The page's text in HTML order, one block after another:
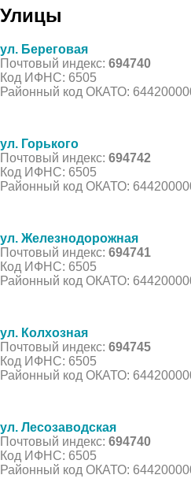
Улицы
ул. Береговая
Почтовый индекс: 694740
Код ИФНС: 6505
Районный код ОКАТО:
ул. Горького
Почтовый индекс: 694742
Код ИФНС: 6505
Районный код ОКАТО:
ул. Железнодорожная
Почтовый индекс: 694741
Код ИФНС: 6505
Районный код ОКАТО:
ул. Колхозная
Почтовый индекс: 694745
Код ИФНС: 6505
Районный код ОКАТО:
ул. Лесозаводская
Почтовый индекс: 694740
Код ИФНС: 6505
Районный код ОКАТО: